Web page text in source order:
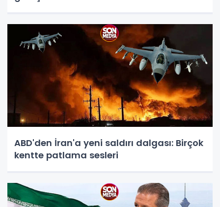
ABD'den İran'a yeni saldırı dalgası: Birçok
kentte patlama sesleri